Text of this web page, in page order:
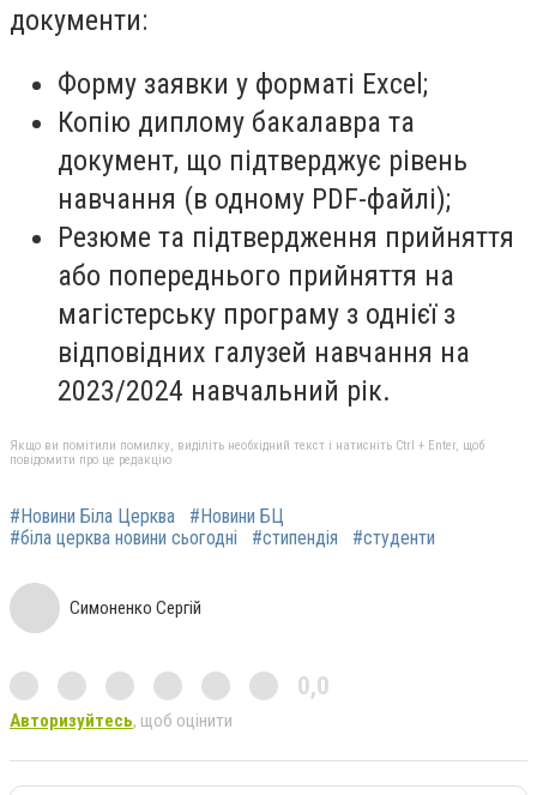
документи:
Форму заявки у форматі Excel;
Копію диплому бакалавра та
документ, що підтверджує рівень
навчання (в одному PDF-файлі);
Резюме та підтвердження прийняття
або попереднього прийняття на
магістерську програму з однієї з
відповідних галузей навчання на
2023/2024 навчальний рік.
Якщо ви помітили помилку, виділіть необхідний текст і натисніть Ctrl + Enter, щоб
повідомити про це редакцію
#Новини Біла Церква
#Новини БЦ
#біла церква новини сьогодні
#стипендія #студенти
Симоненко Сергій
0,0
Авторизуйтесь, щоб оцінити